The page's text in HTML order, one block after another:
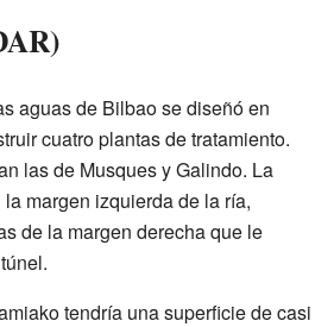
aguas de Bilbao se diseñó en
cuatro plantas de tratamiento.
las de Musques y Galindo. La
margen izquierda de la ría,
de la margen derecha que le
tendría una superficie de casi